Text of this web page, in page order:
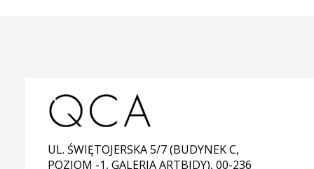
UL. ŚWIĘTOJERSKA 5/7 (BUDYNEK C,
POZIOM -1, GALERIA ARTBIDY), 00-236